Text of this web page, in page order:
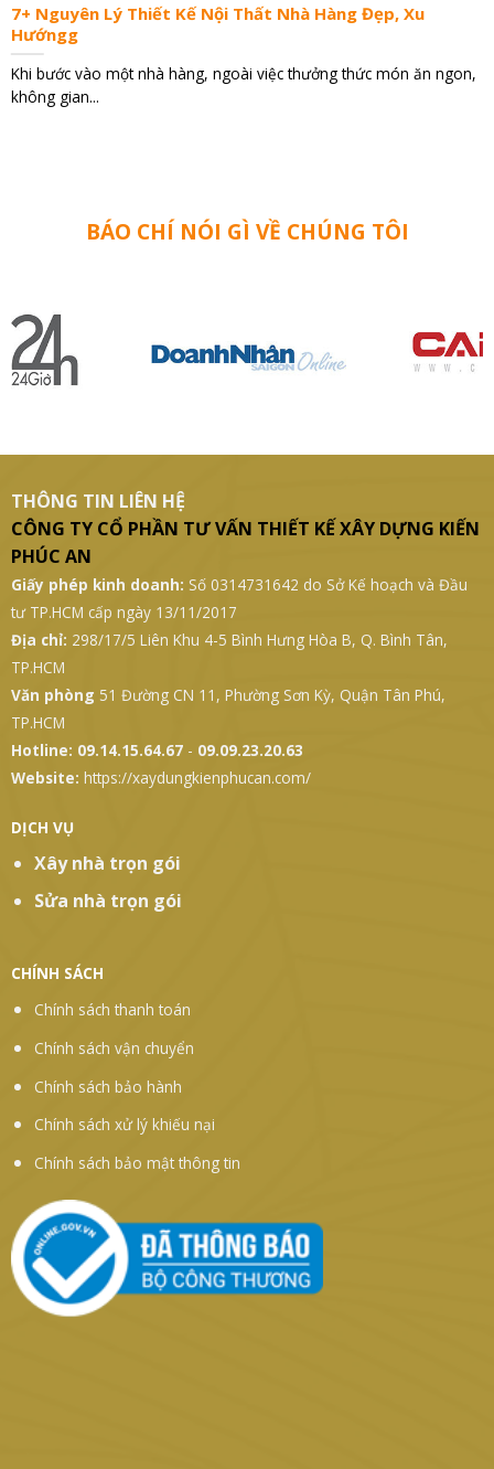
7+ Nguyên Lý Thiết Kế Nội Thất Nhà Hàng Đẹp, Xu
Hướngg
Khi bước vào một nhà hàng, ngoài việc thưởng thức món ăn ngon,
không gian...
BÁO CHÍ NÓI GÌ VỀ CHÚNG TÔI
THÔNG TIN LIÊN HỆ
CÔNG TY CỔ PHẦN TƯ VẤN THIẾT KẾ XÂY DỰNG KIẾN
PHÚC AN
Giấy phép kinh doanh:
Số 0314731642 do Sở Kế hoạch và Đầu
tư TP.HCM cấp ngày 13/11/2017
Địa chỉ:
298/17/5 Liên Khu 4-5 Bình Hưng Hòa B, Q. Bình Tân,
TP.HCM
Văn phòng
51 Đường CN 11, Phường Sơn Kỳ, Quận Tân Phú,
TP.HCM
Hotline:
Website:
https://xaydungkienphucan.com/
Xây nhà trọn gói
Sửa nhà trọn gói
CHÍNH SÁCH
Chính sách thanh toán
Chính sách vận chuyển
Chính sách bảo hành
Chính sách xử lý khiếu nại
Chính sách bảo mật thông tin